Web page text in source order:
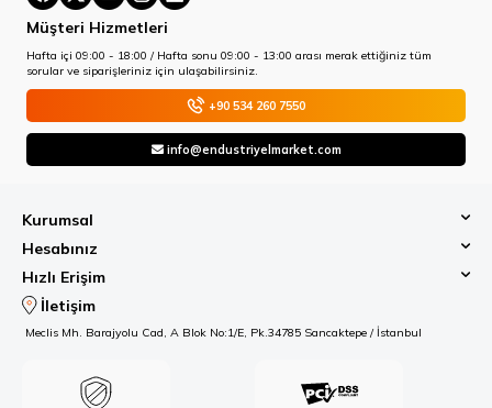
Müşteri Hizmetleri
Hafta içi 09:00 - 18:00 / Hafta sonu 09:00 - 13:00 arası merak ettiğiniz tüm
sorular ve siparişleriniz için ulaşabilirsiniz.
+90 534 260 7550
info@endustriyelmarket.com
Kurumsal
Hesabınız
Hızlı Erişim
İletişim
Meclis Mh. Barajyolu Cad, A Blok No:1/E, Pk.34785 Sancaktepe / İstanbul